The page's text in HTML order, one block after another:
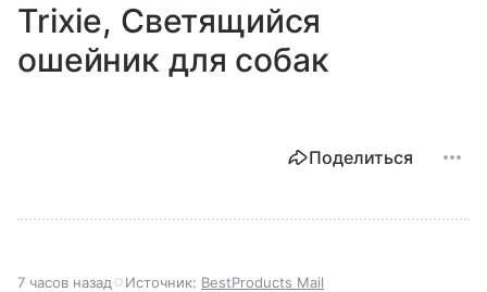
Trixie, Светящийся
ошейник для собак
Поделиться
7 часов назад Источник: BestProducts Mail